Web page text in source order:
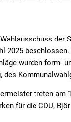
der
2025
wurden form-
des
treten am
für die CDU,